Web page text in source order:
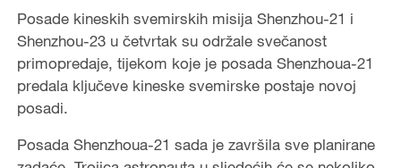
Posade kineskih svemirskih misija Shenzhou-21 i
Shenzhou-23 u četvrtak su održale svečanost
primopredaje, tijekom koje je posada Shenzhoua-21
predala ključeve kineske svemirske postaje novoj
posadi.
Posada Shenzhoua-21 sada je završila sve planirane